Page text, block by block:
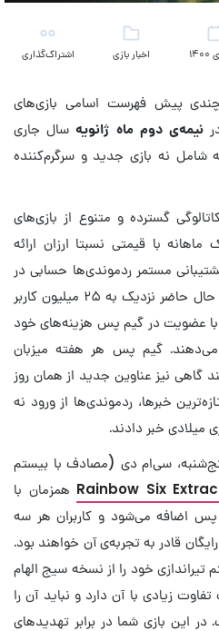
اخبار بازی اشتراک‌گذاری
پیش فهرست اسامی بازی‌های
نیمه‌ی دوم ماه ژانویهسال جاری
شامل نه بازی جدید و سرگرم‌کننده
گسترده و متنوع از بازی‌های
با قیمتی نسبتا ارزان ارائه
مستمر ردموندی‌ها حسابی در
میان بازیکنان محبوب شده و در حال حاضر نزدیک به ۲۵ میلیون کاربر
عضویت در گیم پس هزینه‌های خود
گیم پس هر هفته میزبان
گاهی نیز عناوین جدید از همان روز
خبرها، ردموندی‌ها از ورود نه
میلادی خبر دادند.
سی‌ام دی (مصادف با بیستم
Rainbow Six همزمان با
اضافه می‌شود و کاربران هر سه
قادر به تجربه‌ی آن خواهند بود.
تیراندازی خود را از نسخه سیج الهام
زیادی با آن دارد و نباید آن را
در این بازی شما در برابر تهدیدهای